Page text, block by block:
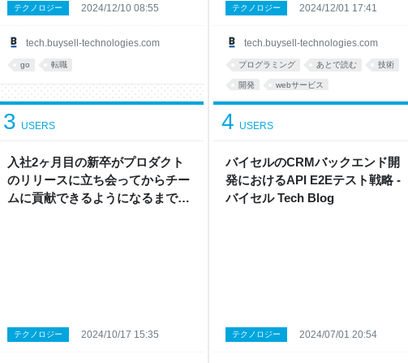
tech.buysell-technologies.com
テクノロジー 2024/12/10 08:55
go 転職
tech.buysell-technologies.com
テクノロジー 2024/12/01 17:41
プログラミング あとで読む 技術
開発 webサービス
入社2ヶ月目の新卒がプロダクト
のリリースに立ち会ってからチー
ムに貢献できるようになるまで -
3 USERS
テクノロジー 2024/10/17 15:35
バイセルのCRMバックエンド開
発におけるAPI E2Eテスト戦略 -
バイセル Tech Blog
4 USERS
テクノロジー 2024/07/01 20:54